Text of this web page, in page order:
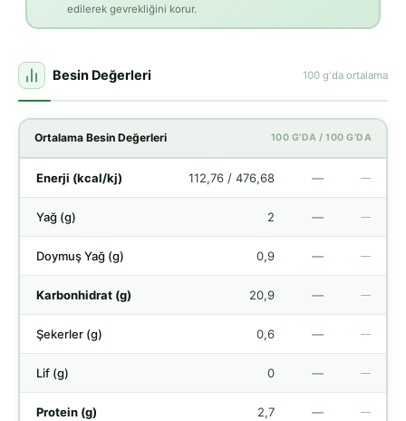
edilerek gevrekliğini korur.
Besin Değerleri 100 g'da ortalama
Ortalama Besin Değerleri 100 G'DA / 100 G'DA
Enerji (kcal/kj) 112,76 / 476,68 — —
Yağ (g) 2 — —
Doymuş Yağ (g) 0,9 — —
Karbonhidrat (g) 20,9 — —
Şekerler (g) 0,6 — —
Lif (g) 0 — —
Protein (g) 2,7 — —